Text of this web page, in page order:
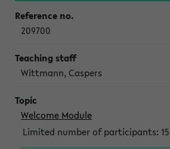
209700
Wittmann, Caspers
Welcome Module
Limited number of participants: 15